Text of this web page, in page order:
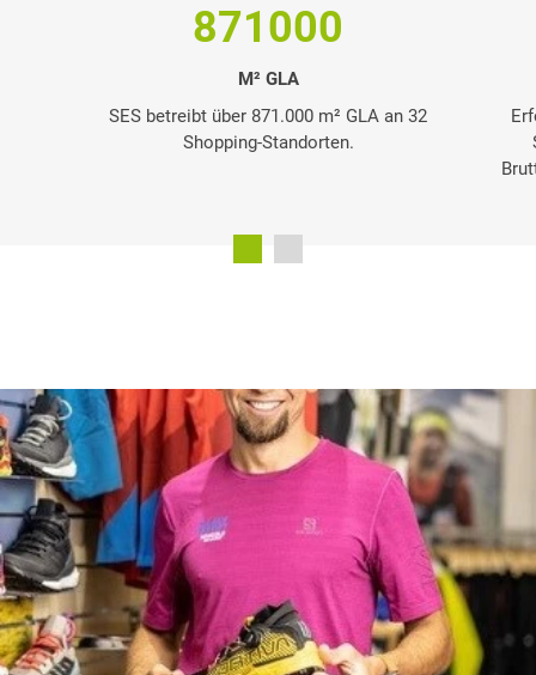
871000
M² GLA
SES betreibt über 871.000 m² GLA an 32
Shopping-Standorten.